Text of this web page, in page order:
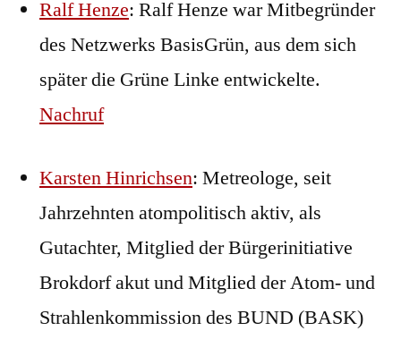
Ralf Henze: Ralf Henze war Mitbegründer
des Netzwerks BasisGrün, aus dem sich
später die Grüne Linke entwickelte.
Nachruf
Karsten Hinrichsen: Metreologe, seit
Jahrzehnten atompolitisch aktiv, als
Gutachter, Mitglied der Bürgerinitiative
Brokdorf akut und Mitglied der Atom- und
Strahlenkommission des BUND (BASK)